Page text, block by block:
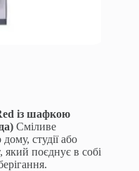
із шафкою
Сміливе
студії або
який поєднує в собі